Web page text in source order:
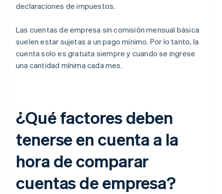
declaraciones de impuestos.
Las cuentas de empresa sin comisión mensual básica
suelen estar sujetas a un pago mínimo. Por lo tanto, la
cuenta solo es gratuita siempre y cuando se ingrese
una cantidad mínima cada mes.
¿Qué factores deben
tenerse en cuenta a la
hora de comparar
cuentas de empresa?